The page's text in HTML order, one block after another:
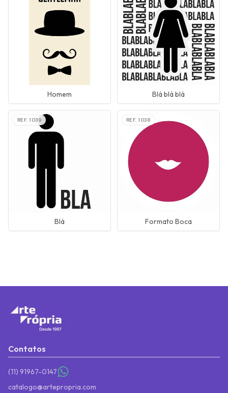
Homem Blá blá blá
REF. 1039
Blá
REF. 1038
Formato Boca
Contatos
(11) 91967-0147
catalogo@artepropria.com